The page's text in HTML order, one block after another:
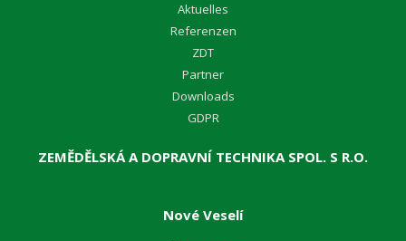
Aktuelles
Referenzen
ZDT
Partner
Downloads
GDPR
ZEMĚDĚLSKÁ A DOPRAVNÍ TECHNIKA SPOL. S R.O.
Nové Veselí